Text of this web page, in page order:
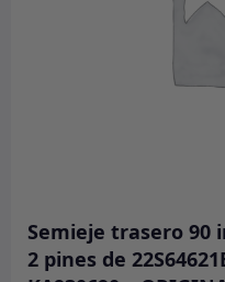
Semieje trasero 90
2 pines de